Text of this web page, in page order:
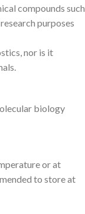
compounds such
purposes
nor is it
biology
or at
to store at